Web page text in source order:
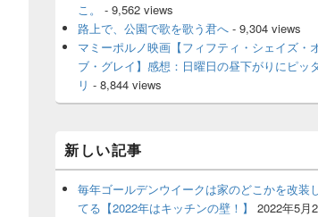
こ。
- 9,562 views
路上で、公園で歌を歌う君へ - 9,304 views
マミーポルノ映画【フィフティ・シェイズ・
ブ・グレイ】感想：日曜日の昼下がりにピッ
リ - 8,844 views
新しい記事
毎年ゴールデンウイークは家のどこかを改装
てる【2022年はキッチンの壁！】
2022年5月